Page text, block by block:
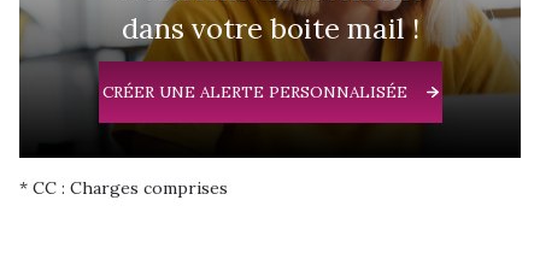
dans votre boite mail !
CRÉER UNE ALERTE PERSONNALISÉE
* CC : Charges comprises